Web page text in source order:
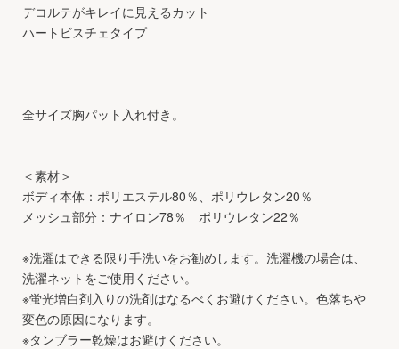
デコルテがキレイに見えるカット
ハートビスチェタイプ
全サイズ胸パット入れ付き。
＜素材＞
ボディ本体：ポリエステル80％、ポリウレタン20％
メッシュ部分：ナイロン78％ ポリウレタン22％
※洗濯はできる限り手洗いをお勧めします。洗濯機の場合は、
洗濯ネットをご使用ください。
※蛍光増白剤入りの洗剤はなるべくお避けください。色落ちや
変色の原因になります。
※タンブラー乾燥はお避けください。